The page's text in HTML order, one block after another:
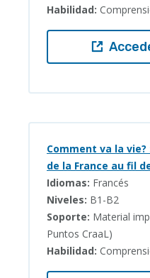
Habilidad:
Comment va la
de la France au fil
Idiomas: Francés
Niveles: B1-B2
Soporte: Material
Puntos CraaL)
Habilidad: